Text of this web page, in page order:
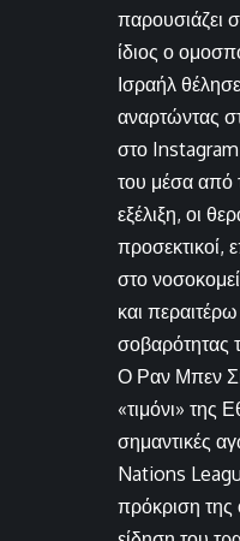
παρουσιάζει
ίδιος ο
Ισραήλ
αναρτώντας
στο Instagram
του μέσα από
εξέλιξη, οι
προσεκτικοί,
στο
και
σοβαρότητας
Ο Ραν Μπεν
«τιμόνι» της
σημαντικές
Nations
πρόκριση